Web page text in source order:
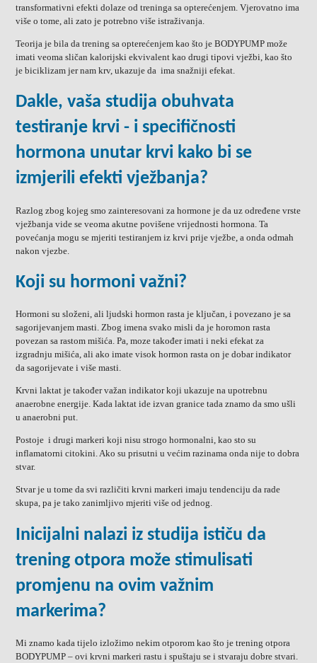
transformativni efekti dolaze od treninga sa opterećenjem. Vjerovatno ima
više o tome, ali zato je potrebno više istraživanja.
Teorija je bila da trening sa opterećenjem kao što je BODYPUMP može
imati veoma sličan kalorijski ekvivalent kao drugi tipovi vježbi, kao što
je biciklizam jer nam krv, ukazuje da ima snažniji efekat.
Dakle, vaša studija obuhvata
testiranje krvi - i specifičnosti
hormona unutar krvi kako bi se
izmjerili efekti vježbanja?
Razlog zbog kojeg smo zainteresovani za hormone je da uz određene vrste
vježbanja vide se veoma akutne povišene vrijednosti hormona. Ta
povećanja mogu se mjeriti testiranjem iz krvi prije vježbe, a onda odmah
nakon vjezbe.
Koji su hormoni važni?
Hormoni su složeni, ali ljudski hormon rasta je ključan, i povezano je sa
sagorijevanjem masti. Zbog imena svako misli da je horomon rasta
povezan sa rastom mišića. Pa, moze također imati i neki efekat za
izgradnju mišića, ali ako imate visok hormon rasta on je dobar indikator
da sagorijevate i više masti.
Krvni laktat je također važan indikator koji ukazuje na upotrebnu
anaerobne energije. Kada laktat ide izvan granice tada znamo da smo ušli
u anaerobni put.
Postoje i drugi markeri koji nisu strogo hormonalni, kao sto su
inflamatorni citokini. Ako su prisutni u većim razinama onda nije to dobra
stvar.
Stvar je u tome da svi različiti krvni markeri imaju tendenciju da rade
skupa, pa je tako zanimljivo mjeriti više od jednog.
Inicijalni nalazi iz studija ističu da
trening otpora može stimulisati
promjenu na ovim važnim
markerima?
Mi znamo kada tijelo izložimo nekim otporom kao što je trening otpora
BODYPUMP – ovi krvni markeri rastu i spuštaju se i stvaraju dobre stvari.